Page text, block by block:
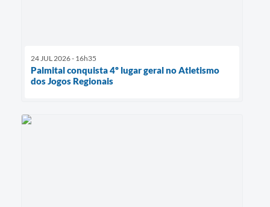
24 JUL 2026 - 16h35
Palmital conquista 4º lugar geral no Atletismo
dos Jogos Regionais